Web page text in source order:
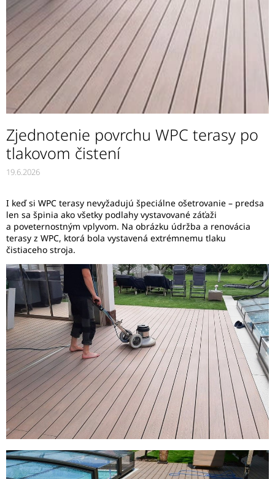
Zjednotenie povrchu WPC terasy po
tlakovom čistení
19.6.2026
I keď si WPC terasy nevyžadujú špeciálne ošetrovanie – predsa
len sa špinia ako všetky podlahy vystavované záťaži
a poveternostným vplyvom. Na obrázku údržba a renovácia
terasy z WPC, ktorá bola vystavená extrémnemu tlaku
čistiaceho stroja.